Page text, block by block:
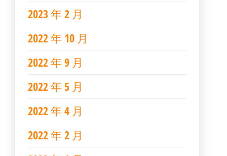
2023 年 2 月
2022 年 10 月
2022 年 9 月
2022 年 5 月
2022 年 4 月
2022 年 2 月